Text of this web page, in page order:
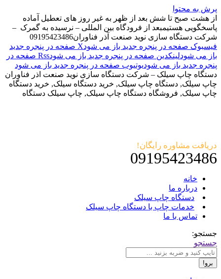
پرش به محتوا
از هشت صبح تا شش بعد از ظهر به غیر روز های تعطیل آماده
پاسخگویی هستیمبعد از فرودگاه بین المللی – نرسیده به گمرک –
شرکت دستگاه سازی نوید صنعت آذر فناوران09195423486
فیسبوک صفحه در پنجره جدید باز می شود
X صفحه در پنجره جدید
باز می شودلینکدین صفحه در پنجره جدید باز می شود
Rss صفحه در
پنجره جدید باز می شودیوتیوب صفحه در پنجره جدید باز می شود
دستگاه چاپ سیلک – شرکت دستگاه سازی نوید صنعت اذر فناوران
چاپ سیلک, دستگاه چاپ سیلک, خرید دستگاه سیلک, خرید دستگاه
چاپ سیلک, فروشگاه دستگاه چاپ سیلک, چاپ سیلک دستگاه
دریافت مشاوره رایگان!
09195423486
خانه
درباره ما
دستگاه چاپ سیلک
خدمات چاپ با دستگاه چاپ سیلک
تماس با ما
جستجو:
جستجو